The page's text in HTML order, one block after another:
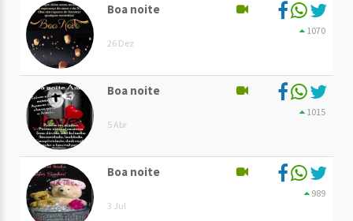
Boa noite
26 Dez
1070
Boa noite
5 Abr
1015
Boa noite
3 Jul
989